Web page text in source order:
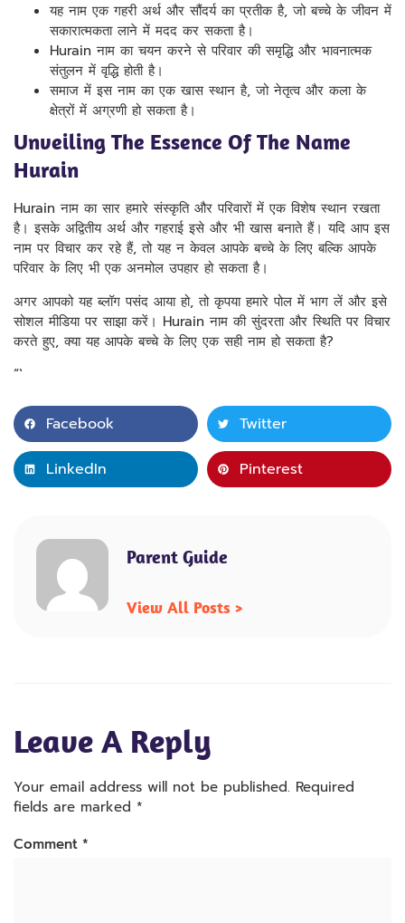
यह नाम एक गहरी अर्थ और सौंदर्य का प्रतीक है, जो बच्चे के जीवन में
सकारात्मकता लाने में मदद कर सकता है।
Hurain नाम का चयन करने से परिवार की समृद्धि और भावनात्मक
संतुलन में वृद्धि होती है।
समाज में इस नाम का एक खास स्थान है, जो नेतृत्व और कला के
क्षेत्रों में अग्रणी हो सकता है।
Unveiling The Essence Of The Name
Hurain
Hurain नाम का सार हमारे संस्कृति और परिवारों में एक विशेष स्थान रखता
है। इसके अद्वितीय अर्थ और गहराई इसे और भी खास बनाते हैं। यदि आप इस
नाम पर विचार कर रहे हैं, तो यह न केवल आपके बच्चे के लिए बल्कि आपके
परिवार के लिए भी एक अनमोल उपहार हो सकता है।
अगर आपको यह ब्लॉग पसंद आया हो, तो कृपया हमारे पोल में भाग लें और इसे
सोशल मीडिया पर साझा करें। Hurain नाम की सुंदरता और स्थिति पर विचार
करते हुए, क्या यह आपके बच्चे के लिए एक सही नाम हो सकता है?
“`
Facebook Twitter
LinkedIn Pinterest
Parent Guide
View All Posts >
Leave A Reply
Your email address will not be published. Required
fields are marked *
Comment *